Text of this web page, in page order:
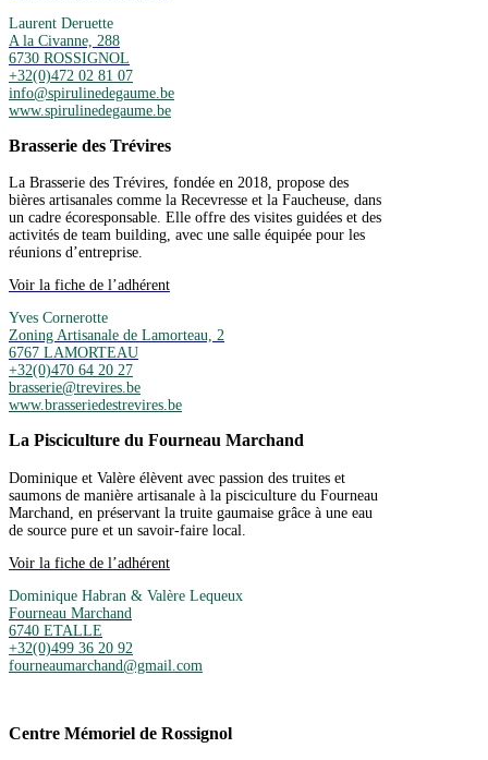
Laurent Deruette
A la Civanne, 288
6730 ROSSIGNOL
+32(0)472 02 81 07
info@spirulinedegaume.be
www.spirulinedegaume.be
Brasserie des Trévires
La Brasserie des Trévires, fondée en 2018, propose des
bières artisanales comme la Recevresse et la Faucheuse, dans
un cadre écoresponsable. Elle offre des visites guidées et des
activités de team building, avec une salle équipée pour les
réunions d’entreprise.
Voir la fiche de l’adhérent
Yves Cornerotte
Zoning Artisanale de Lamorteau, 2
6767 LAMORTEAU
+32(0)470 64 20 27
brasserie@trevires.be
www.brasseriedestrevires.be
La Pisciculture du Fourneau Marchand
Dominique et Valère élèvent avec passion des truites et
saumons de manière artisanale à la pisciculture du Fourneau
Marchand, en préservant la truite gaumaise grâce à une eau
de source pure et un savoir-faire local.
Voir la fiche de l’adhérent
Dominique Habran & Valère Lequeux
Fourneau Marchand
6740 ETALLE
+32(0)499 36 20 92
fourneaumarchand@gmail.com
Centre Mémoriel de Rossignol